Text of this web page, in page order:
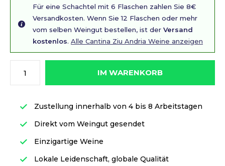
Für eine Schachtel mit 6 Flaschen zahlen Sie 8€
Versandkosten. Wenn Sie 12 Flaschen oder mehr
vom selben Weingut bestellen, ist der Versand
kostenlos. Alle Cantina Ziu Andria Weine anzeigen
IM WARENKORB
Zustellung innerhalb von 4 bis 8 Arbeitstagen
Direkt vom Weingut gesendet
Einzigartige Weine
Lokale Leidenschaft, globale Qualität